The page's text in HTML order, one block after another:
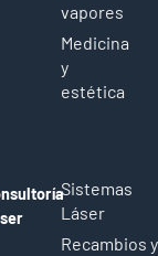
vapores
Medicina
y
estética
Sistemas
Láser
Recambios y